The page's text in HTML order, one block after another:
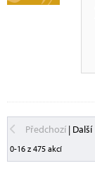
Předchozí| Další
0-16 z 475 akcí